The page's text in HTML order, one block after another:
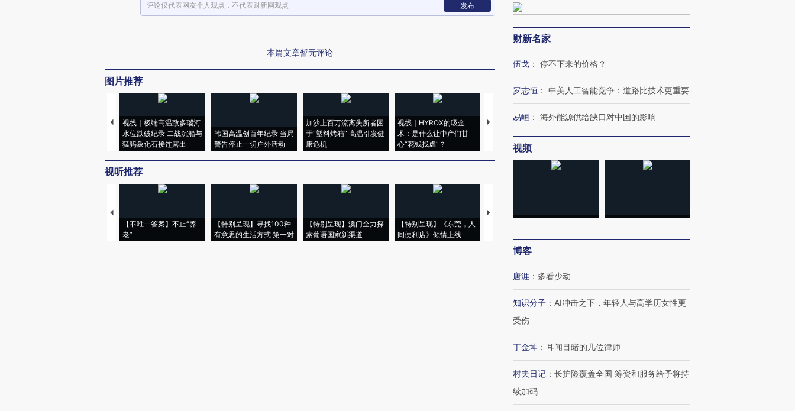
评论仅代表网友个人观点，不代表财新网观点 发布
本篇文章暂无评论
图片推荐
视线｜极端高温致多瑙河
水位跌破纪录 二战沉船与
猛犸象化石接连露出
韩国高温创百年纪录 当局
警告停止一切户外活动
加沙上百万流离失所者困
于“塑料烤箱” 高温引发健
康危机
视线｜HYROX的吸金
术：是什么让中产们甘
心“花钱找虐”？
马航飞行员跨国走私7万
视线｜被称为“蟑螂”的印
视听推荐
【不唯一答案】不止“养
老”
【特别呈现】寻找100种
有意思的生活方式·第一对
【特别呈现】澳门全力探
索葡语国家新渠道
【特别呈现】《东莞，人
间便利店》倾情上线
【推广】走进第四届链博
【商旅对话】华住集团
财新名家
伍戈 ： 停不下来的价格？
罗志恒 ： 中美人工智能竞争：道路比技术更重要
易峘 ： 海外能源供给缺口对中国的影响
视频
博客
唐涯 ： 多看少动
知识分子 ： AI冲击之下，年轻人与高学历女性更
受伤
丁金坤 ： 耳闻目睹的几位律师
村夫日记 ： 长护险覆盖全国 筹资和服务给予将持
续加码